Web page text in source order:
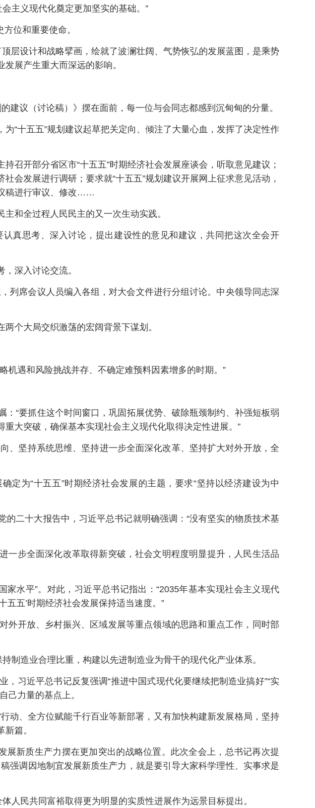
主义现代化奠定更加坚实的基础。”
位和重要使命。
层设计和战略擘画，绘就了波澜壮阔、气势恢弘的发展蓝图，是乘势
展产生重大而深远的影响。
议（讨论稿）》摆在面前，每一位与会同志都感到沉甸甸的分量。
“十五五”规划建议起草把关定向、倾注了大量心血，发挥了决定性作
召开部分省区市“十五五”时期经济社会发展座谈会，听取意见建议；
会发展进行调研；要求就“十五五”规划建议开展网上征求意见活动，
稿进行审议、修改……
和全过程人民民主的又一次生动实践。
真思考、深入讨论，提出建设性的意见和建议，共同把这次全会开
深入讨论交流。
列席会议人员编入各组，对大会文件进行分组讨论。中央领导同志深
个大局交织激荡的宏阔背景下谋划。
机遇和风险挑战并存、不确定难预料因素增多的时期。”
“要抓住这个时间窗口，巩固拓展优势、破除瓶颈制约、补强短板弱
大突破，确保基本实现社会主义现代化取得决定性进展。”
、坚持系统思维、坚持进一步全面深化改革、坚持扩大对外开放，全
为“十五五”时期经济社会发展的主题，要求“坚持以经济建设为中
二十大报告中，习近平总书记就明确强调：“没有坚实的物质技术基
步全面深化改革取得新突破，社会文明程度明显提升，人民生活品
水平”。对此，习近平总书记指出：“2035年基本实现社会主义现代
五’时期经济社会发展保持适当速度。”
开放、乡村振兴、区域发展等重点领域的思路和重点工作，同时部
制造业合理比重，构建以先进制造业为骨干的现代化产业体系。
习近平总书记反复强调“推进中国式现代化要继续把制造业搞好”“实
己力量的基点上。
、全方位赋能千行百业等新部署，又有加快构建新发展格局，坚持
篇。
展新质生产力摆在更加突出的战略位置。此次全会上，总书记再次提
强调因地制宜发展新质生产力，就是要引导大家科学理性、实事求是
人民共同富裕取得更为明显的实质性进展作为远景目标提出。